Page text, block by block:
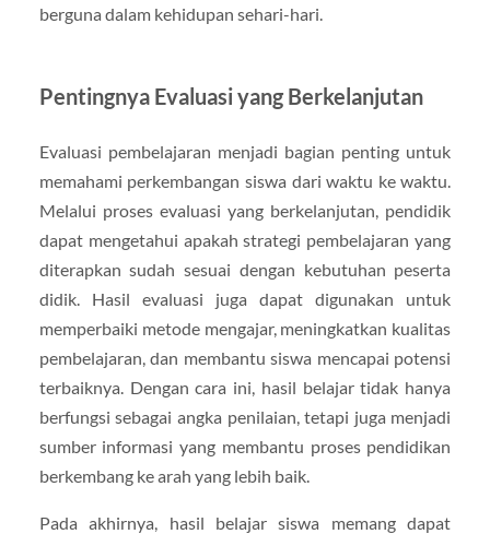
berguna dalam kehidupan sehari-hari.
Pentingnya Evaluasi yang Berkelanjutan
Evaluasi pembelajaran menjadi bagian penting untuk
memahami perkembangan siswa dari waktu ke waktu.
Melalui proses evaluasi yang berkelanjutan, pendidik
dapat mengetahui apakah strategi pembelajaran yang
diterapkan sudah sesuai dengan kebutuhan peserta
didik. Hasil evaluasi juga dapat digunakan untuk
memperbaiki metode mengajar, meningkatkan kualitas
pembelajaran, dan membantu siswa mencapai potensi
terbaiknya. Dengan cara ini, hasil belajar tidak hanya
berfungsi sebagai angka penilaian, tetapi juga menjadi
sumber informasi yang membantu proses pendidikan
berkembang ke arah yang lebih baik.
Pada akhirnya, hasil belajar siswa memang dapat